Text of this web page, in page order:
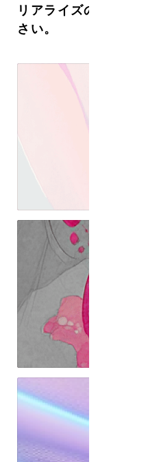
リアライズのカルチャ
さい。